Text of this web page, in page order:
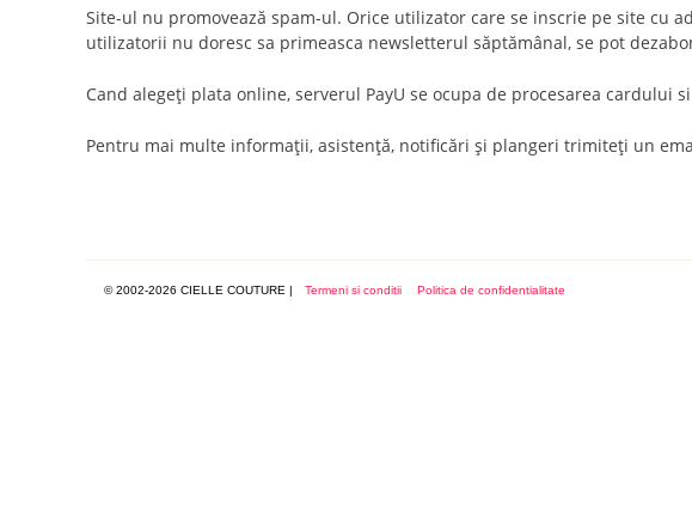
Site-ul nu promovează spam-ul. Orice utilizator care se inscrie pe site cu
utilizatorii nu doresc sa primeasca newsletterul săptămânal, se pot
Cand alegeţi plata online, serverul PayU se ocupa de procesarea
Pentru mai multe informaţii, asistenţă, notificări şi plangeri trimiteţi un
© 2002-2026 CIELLE COUTURE | Termeni si conditii Politica de confidentialitate